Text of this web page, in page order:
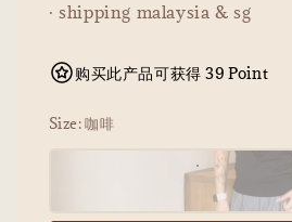
· shipping malaysia & sg
购买此产品可获得 39 Point
Size: 咖啡